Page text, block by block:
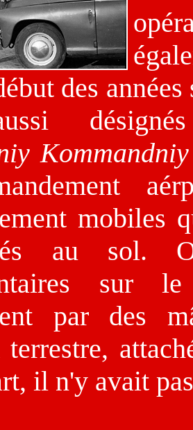
des
mobiles
au sol.
sur
par des
il n'y avait